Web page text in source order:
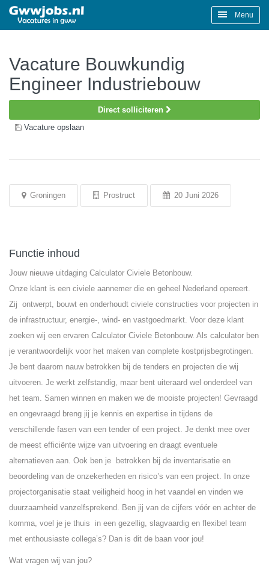
Menu
Vacature Bouwkundig
Engineer Industriebouw
Direct solliciteren
Vacature opslaan
Groningen Prostruct 20 Juni 2026
Functie inhoud
Jouw nieuwe uitdaging Calculator Civiele Betonbouw.
Onze klant is een civiele aannemer die en geheel Nederland opereert.
Zij ontwerpt, bouwt en onderhoudt civiele constructies voor projecten in
de infrastructuur, energie-, wind- en vastgoedmarkt. Voor deze klant
zoeken wij een ervaren Calculator Civiele Betonbouw. Als calculator ben
je verantwoordelijk voor het maken van complete kostprijsbegrotingen.
Je bent daarom nauw betrokken bij de tenders en projecten die wij
uitvoeren. Je werkt zelfstandig, maar bent uiteraard wel onderdeel van
het team. Samen winnen en maken we de mooiste projecten! Gevraagd
en ongevraagd breng jij je kennis en expertise in tijdens de
verschillende fasen van een tender of een project. Je denkt mee over
de meest efficiënte wijze van uitvoering en draagt eventuele
alternatieven aan. Ook ben je betrokken bij de inventarisatie en
beoordeling van de onzekerheden en risico’s van een project. In onze
projectorganisatie staat veiligheid hoog in het vaandel en vinden we
duurzaamheid vanzelfsprekend. Ben jij van de cijfers vóór en achter de
komma, voel je je thuis in een gezellig, slagvaardig en flexibel team
met enthousiaste collega’s? Dan is dit de baan voor jou!
Wat vragen wij van jou?